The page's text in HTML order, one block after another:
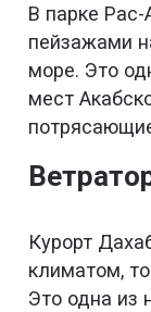
В парке
пейзажами
море. Это
мест
Курорт
климатом,
Это одна из